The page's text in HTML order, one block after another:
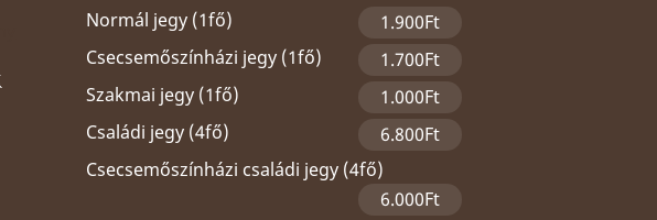
Normál jegy (1fő)
1.900Ft
Csecsemőszínházi jegy (1fő)
1.700Ft
Szakmai jegy (1fő)
1.000Ft
Családi jegy (4fő)
6.800Ft
Csecsemőszínházi családi jegy (4fő)
6.000Ft